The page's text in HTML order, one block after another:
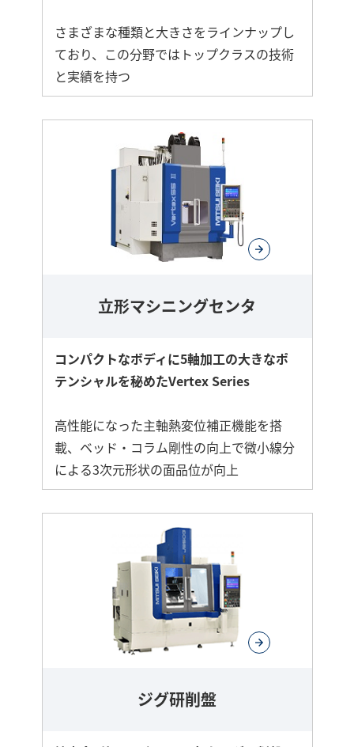
さまざまな種類と大きさをラインナップし
ており、この分野ではトップクラスの技術
と実績を持つ
立形マシニングセンタ
コンパクトなボディに5軸加工の大きなポ
テンシャルを秘めたVertex Series
高性能になった主軸熱変位補正機能を搭
載、ベッド・コラム剛性の向上で微小線分
による3次元形状の面品位が向上
ジグ研削盤